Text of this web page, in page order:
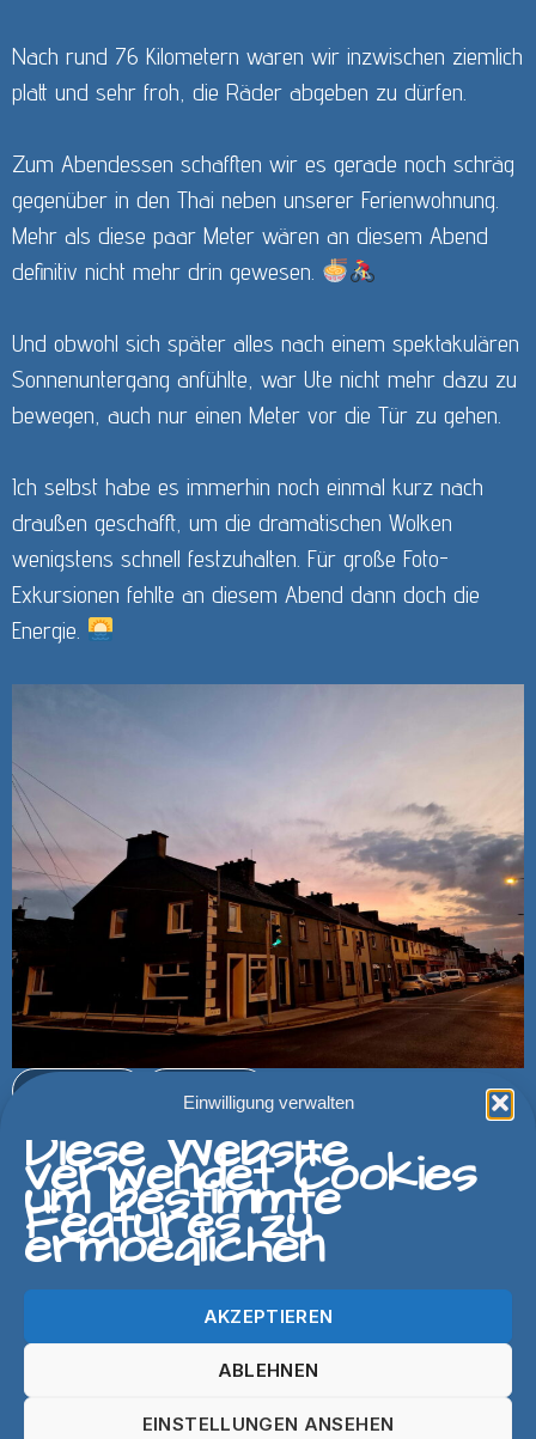
Einwilligung verwalten
Diese Website
verwendet Cookies
um bestimmte
Features zu
ermoeglichen
AKZEPTIEREN
ABLEHNEN
EINSTELLUNGEN ANSEHEN
Nach rund 76 Kilometern waren wir inzwischen ziemlich
platt und sehr froh, die Räder abgeben zu dürfen.
Zum Abendessen schafften wir es gerade noch schräg
gegenüber in den Thai neben unserer Ferienwohnung.
Mehr als diese paar Meter wären an diesem Abend
definitiv nicht mehr drin gewesen.
Und obwohl sich später alles nach einem spektakulären
Sonnenuntergang anfühlte, war Ute nicht mehr dazu zu
bewegen, auch nur einen Meter vor die Tür zu gehen.
Ich selbst habe es immerhin noch einmal kurz nach
draußen geschafft, um die dramatischen Wolken
wenigstens schnell festzuhalten. Für große Foto-
Exkursionen fehlte an diesem Abend dann doch die
Energie.
WEITER